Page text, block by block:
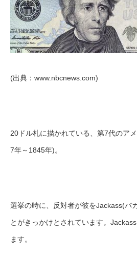
(出典：www.nbcnews.com)
20ドル札に描かれている、第7代のア
7年～1845年)。
選挙の時に、反対者が彼をJackass(バ
とがきっかけとされています。
ます。